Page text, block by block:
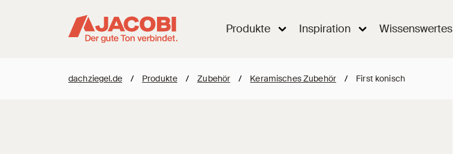
Produkte Inspiration Wissenswertes
dachziegel.de / Produkte / Zubehör / Keramisches Zubehör / First konisch